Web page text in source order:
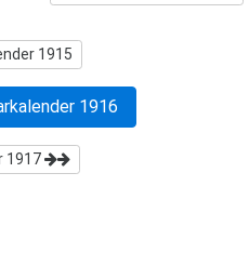
1915
1916
1917